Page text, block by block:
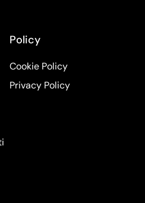
Policy
Cookie Policy
Privacy Policy